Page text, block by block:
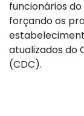
funcionários
forçando os
atualizados do
(CDC).